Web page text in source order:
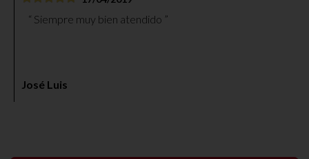
Siempre muy bien atendido
José Luis